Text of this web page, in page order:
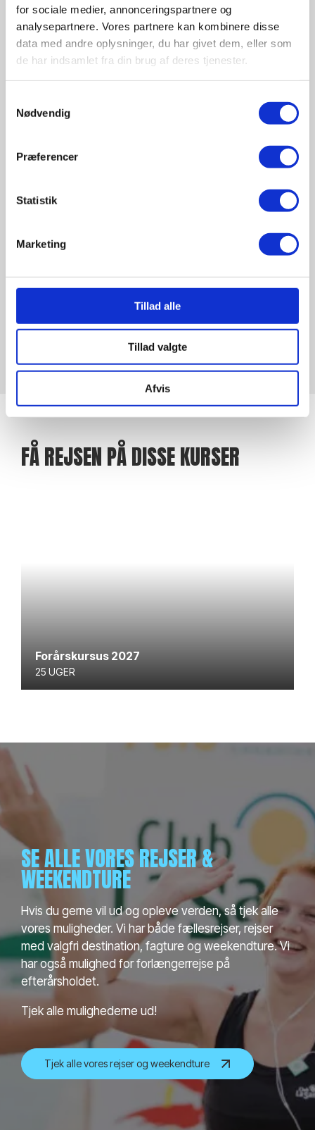
for sociale medier, annonceringspartnere og
analysepartnere. Vores partnere kan kombinere disse
data med andre oplysninger, du har givet dem, eller som
de har indsamlet fra din brug af deres tjenester.
Nødvendig
Præferencer
Statistik
Marketing
Tillad alle
Tillad valgte
Afvis
Folkemødet byder på spændende debatter,
inspirerende møder og et stærkt indblik i, hvor
meget højskolerne bidrager til den demokratiske
samtale.
Søren Sinnbeck, forstander
FÅ REJSEN PÅ DISSE KURSER
Forårskursus 2027
25 UGER
SE ALLE VORES REJSER &
WEEKENDTURE
Hvis du gerne vil ud og opleve verden, så tjek alle
vores muligheder. Vi har både fællesrejser, rejser
med valgfri destination, fagture og weekendture. Vi
har også mulighed for forlængerrejse på
efterårsholdet.
Tjek alle mulighederne ud!
Tjek alle vores rejser og weekendture